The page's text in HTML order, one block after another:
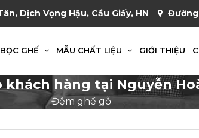
Dịch Vọng Hậu, Cầu Giấy, HN Đường
GHẾ MẪU CHẤT LIỆU GIỚI THIỆU
khách hàng tại Nguyễn
Đệm ghế gỗ